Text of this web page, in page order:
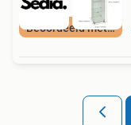
Beoordeeld met 9+